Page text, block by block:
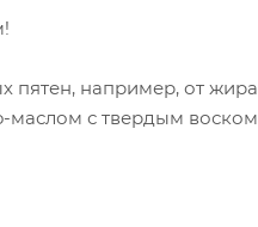
пятен, например, от жира
маслом с твердым воском